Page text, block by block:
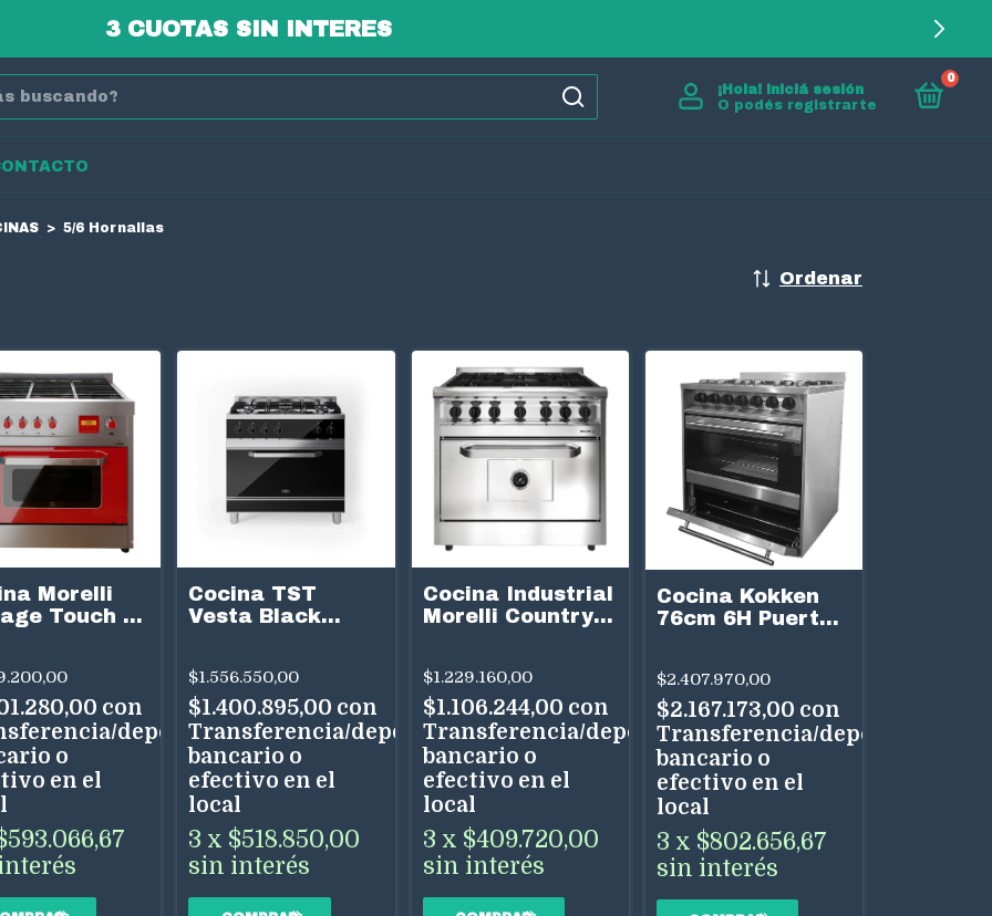
3 CUOTAS SIN INTERES
¡Hola! Iniciá sesión
O podés registrarte
0
> 5/6 Hornallas
Ordenar
Morelli
Touch 90
Inox
con
depósito
o
en el
Cocina TST
Vesta Black
A Gas
$1.556.550,00
$1.400.895,00 con
Transferencia/depósito
bancario o
efectivo en el
local
3 x $518.850,00
sin interés
Cocina Industrial
Morelli Country
Acero Inox
$1.229.160,00
$1.106.244,00 con
Transferencia/depósito
bancario o
efectivo en el
local
3 x $409.720,00
sin interés
Cocina Kokken
76cm 6H Puerta
$2.407.970,00
$2.167.173,00 con
Transferencia/depósito
bancario o
efectivo en el
local
3 x $802.656,67
sin interés